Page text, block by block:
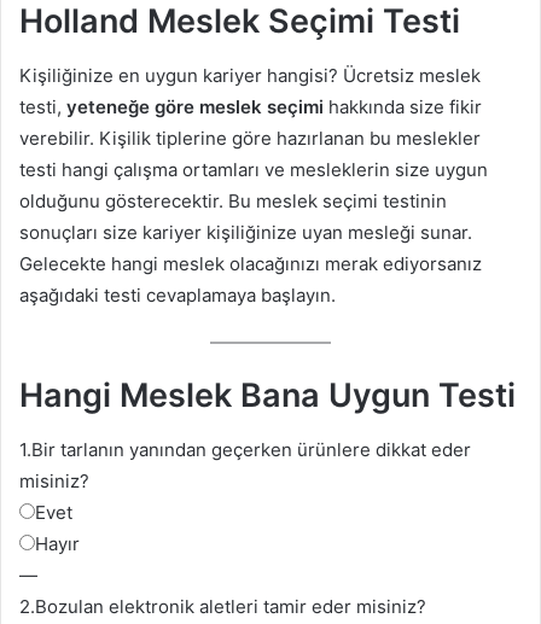
Holland Meslek Seçimi Testi
Kişiliğinize en uygun kariyer hangisi? Ücretsiz meslek
testi, yeteneğe göre meslek seçimi hakkında size fikir
verebilir. Kişilik tiplerine göre hazırlanan bu meslekler
testi hangi çalışma ortamları ve mesleklerin size uygun
olduğunu gösterecektir. Bu meslek seçimi testinin
sonuçları size kariyer kişiliğinize uyan mesleği sunar.
Gelecekte hangi meslek olacağınızı merak ediyorsanız
aşağıdaki testi cevaplamaya başlayın.
Hangi Meslek Bana Uygun Testi
1.Bir tarlanın yanından geçerken ürünlere dikkat eder
misiniz?
Evet
Hayır
—
2.Bozulan elektronik aletleri tamir eder misiniz?